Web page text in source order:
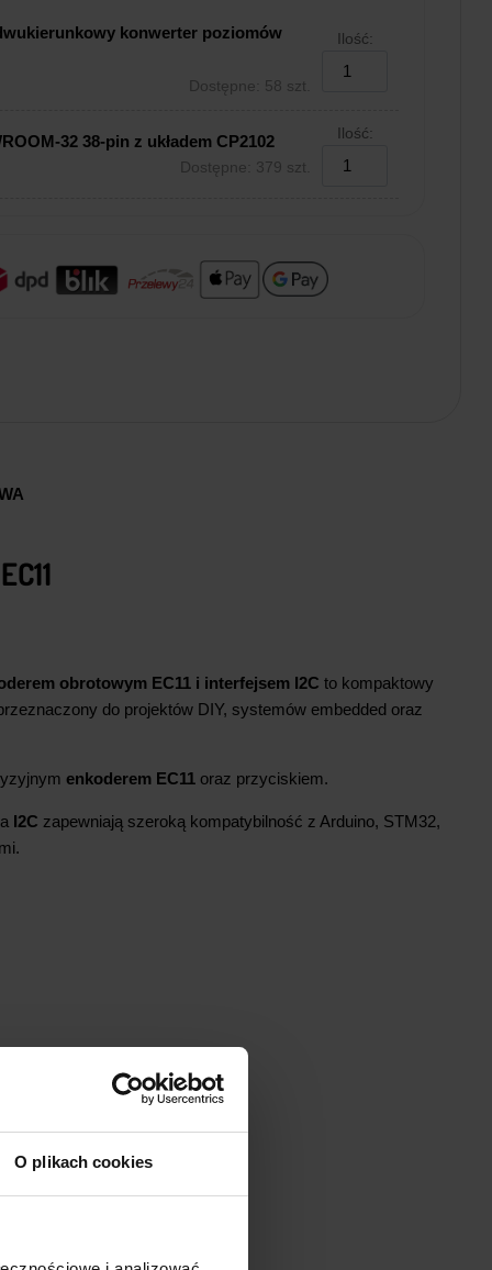
O plikach cookies
konwerter poziomów
Dostępne: 58 szt.
Ilość:
32 38-pin z układem CP2102
Dostępne: 379 szt.
Ilość:
obrotowym EC11 i interfejsem I2C to kompaktowy
do projektów DIY, systemów embedded oraz
enkoderem EC11 oraz przyciskiem.
I2C zapewniają szeroką kompatybilność z Arduino, STM32,